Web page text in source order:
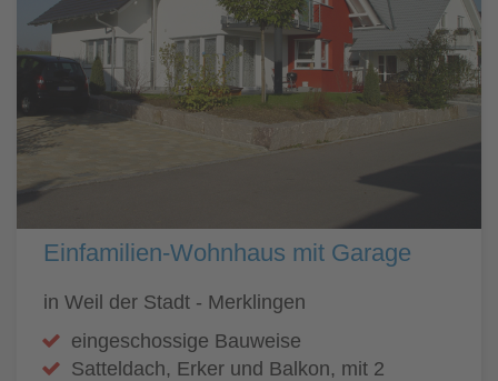
Einfamilien-Wohnhaus mit Garage
in Weil der Stadt - Merklingen
eingeschossige Bauweise
Satteldach, Erker und Balkon, mit 2